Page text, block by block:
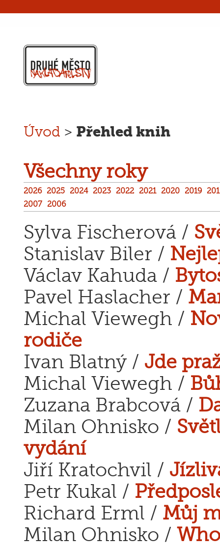
Úvod > Přehled knih
Všechny roky
2026 2025 2024 2023 2022 2021 2020 2019
2007
2006
Sylva Fischerová /
Stanislav Biler /
Václav Kahuda /
Pavel Haslacher /
Michal Viewegh /
rodiče
Ivan Blatný / Jde
Michal Viewegh /
Zuzana Brabcová /
Milan Ohnisko /
vydání
Jiří Kratochvil /
Petr Kukal /
Richard Erml / Můj
Milan Ohnisko /